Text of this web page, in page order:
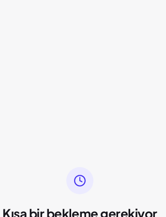
Kısa bir bekleme gerekiyor